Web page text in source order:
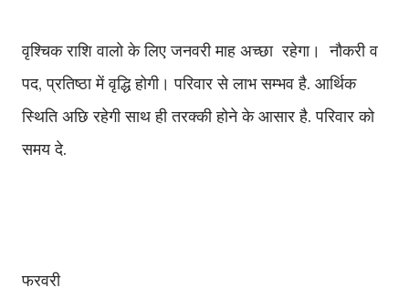
वृश्चिक राशि वालो के लिए जनवरी माह अच्छा रहेगा। नौकरी व
पद, प्रतिष्ठा में वृद्धि होगी। परिवार से लाभ सम्भव है. आर्थिक
स्थिति अछि रहेगी साथ ही तरक्की होने के आसार है. परिवार को
समय दे.
फरवरी